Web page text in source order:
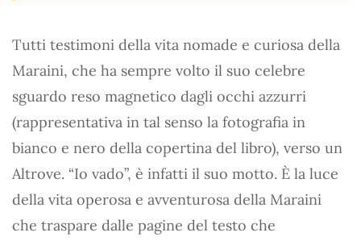
Tutti testimoni della vita nomade e curiosa della
Maraini, che ha sempre volto il suo celebre
sguardo reso magnetico dagli occhi azzurri
(rappresentativa in tal senso la fotografia in
bianco e nero della copertina del libro), verso un
Altrove. “Io vado”, è infatti il suo motto. È la luce
della vita operosa e avventurosa della Maraini
che traspare dalle pagine del testo che